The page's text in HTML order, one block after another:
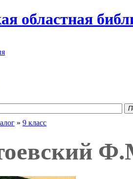
областная
» 9 класс